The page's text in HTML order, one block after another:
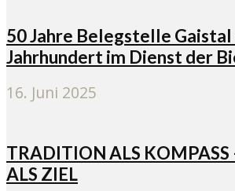
50 Jahre Belegstelle Gaistal
Jahrhundert im Dienst der
16. Juni 2025
TRADITION ALS KOMPASS
ALS ZIEL